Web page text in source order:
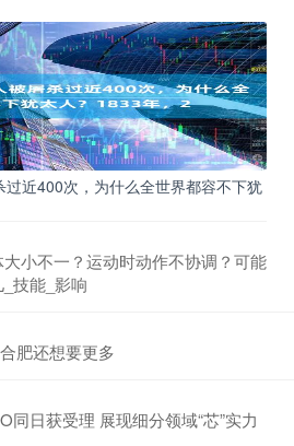
近400次，为什么全世界都容不下犹
小不一？运动时动作不协调？可能
技能_影响
肥还想要更多
同日获受理 展现细分领域“芯”实力